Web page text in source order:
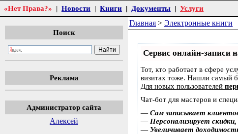
«Нет Права?» | Новости | Книги | Документы | Услуги
Поиск
Реклама
Администратор сайта
Алексей
Главная > Электронные книги
Сервис онлайн-записи
Тот, кто работает в сфере
визитах тоже. Нашли самый
Для новых пользователей
Чат-бот для мастеров и
— Сам записывает
— Персонализирует
— Увеличивает